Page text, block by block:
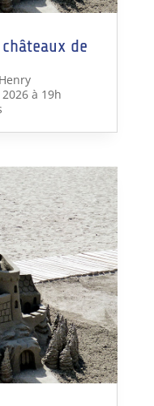
de
à 19h